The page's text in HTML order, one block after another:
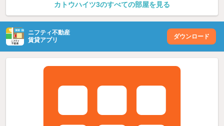
カトウハイツ3のすべての部屋を見る
ニフティ不動産
賃貸アプリ
ダウンロード